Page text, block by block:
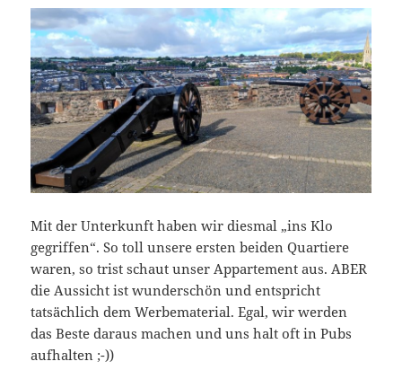
Mit der Unterkunft haben wir diesmal „ins Klo
gegriffen“. So toll unsere ersten beiden Quartiere
waren, so trist schaut unser Appartement aus. ABER
die Aussicht ist wunderschön und entspricht
tatsächlich dem Werbematerial. Egal, wir werden
das Beste daraus machen und uns halt oft in Pubs
aufhalten ;-))